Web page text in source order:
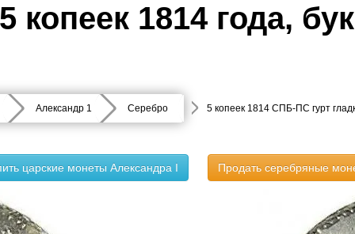
копеек 1814 года,
Александр 1 Серебро 5 копеек 1814 СПБ-ПС гурт
царские монеты Александра I Продать серебряные